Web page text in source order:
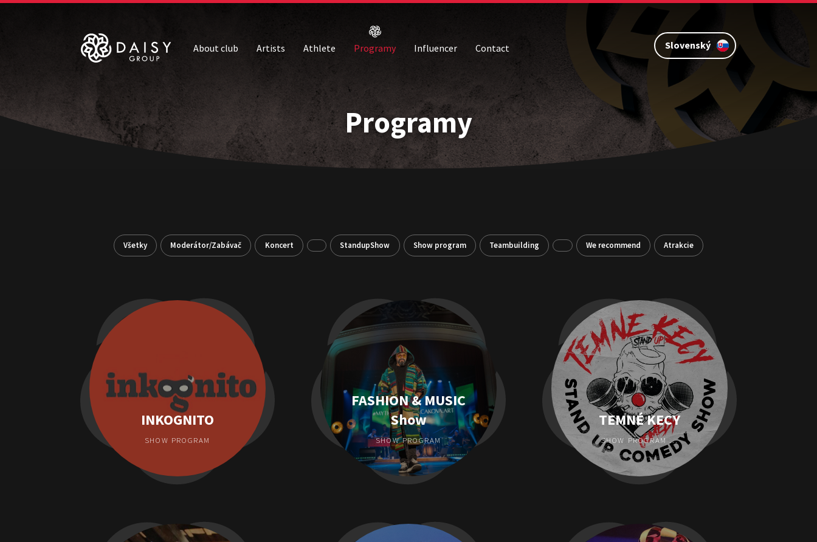
About club Artists Athlete Programy Influencer Contact Slovenský
Programy
Všetky Moderátor/Zabávač Koncert StandupShow Show program Teambuilding We recommend Atrakcie
INKOGNITO
SHOW PROGRAM
FASHION & MUSIC
Show
SHOW PROGRAM
TEMNÉ KECY
SHOW PROGRAM ...